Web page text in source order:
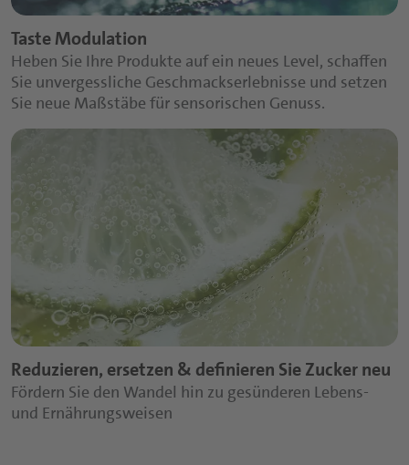
*
Stadt:
*
Ihre Anfrage oder Kommentar (max. 500 Zeichen):
Döhler wird alle hier bereitgestellten Informationen
ausschließlich in Übereinstimmung mit
der
Datenschutzerklärung
verwenden. Es gelten die
Nutzungsbedingungen .
Success Message
Vielen Dank für Ihre Anfrage
Felder, die mit * gekennzeichnet sind, sind Pflichtfelder.
Senden
Taste Modulation
Heben Sie Ihre Produkte auf ein neues Level, schaffen
Sie unvergessliche Geschmackserlebnisse und setzen
Sie neue Maßstäbe für sensorischen Genuss.
Reduzieren, ersetzen & definieren Sie Zucker neu
Fördern Sie den Wandel hin zu gesünderen Lebens-
und Ernährungsweisen